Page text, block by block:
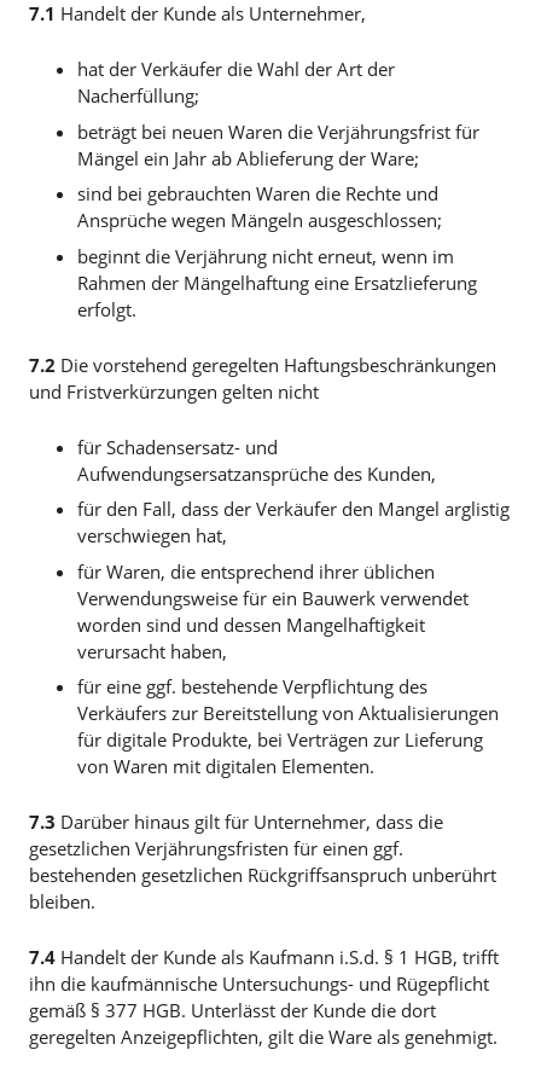
7.1 Handelt der Kunde als Unternehmer,
hat der Verkäufer die Wahl der Art der
Nacherfüllung;
beträgt bei neuen Waren die Verjährungsfrist für
Mängel ein Jahr ab Ablieferung der Ware;
sind bei gebrauchten Waren die Rechte und
Ansprüche wegen Mängeln ausgeschlossen;
beginnt die Verjährung nicht erneut, wenn im
Rahmen der Mängelhaftung eine Ersatzlieferung
erfolgt.
7.2 Die vorstehend geregelten Haftungsbeschränkungen
und Fristverkürzungen gelten nicht
für Schadensersatz- und
Aufwendungsersatzansprüche des Kunden,
für den Fall, dass der Verkäufer den Mangel arglistig
verschwiegen hat,
für Waren, die entsprechend ihrer üblichen
Verwendungsweise für ein Bauwerk verwendet
worden sind und dessen Mangelhaftigkeit
verursacht haben,
für eine ggf. bestehende Verpflichtung des
Verkäufers zur Bereitstellung von Aktualisierungen
für digitale Produkte, bei Verträgen zur Lieferung
von Waren mit digitalen Elementen.
7.3 Darüber hinaus gilt für Unternehmer, dass die
gesetzlichen Verjährungsfristen für einen ggf.
bestehenden gesetzlichen Rückgriffsanspruch unberührt
bleiben.
7.4 Handelt der Kunde als Kaufmann i.S.d. § 1 HGB, trifft
ihn die kaufmännische Untersuchungs- und Rügepflicht
gemäß § 377 HGB. Unterlässt der Kunde die dort
geregelten Anzeigepflichten, gilt die Ware als genehmigt.